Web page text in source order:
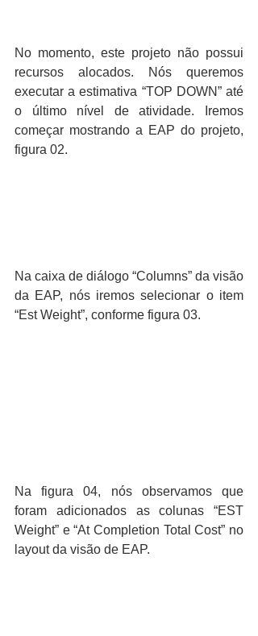
No momento, este projeto não possui
recursos alocados. Nós queremos
executar a estimativa “TOP DOWN” até
o último nível de atividade. Iremos
começar mostrando a EAP do projeto,
figura 02.
Na caixa de diálogo “Columns” da visão
da EAP, nós iremos selecionar o item
“Est Weight”, conforme figura 03.
Na figura 04, nós observamos que
foram adicionados as colunas “EST
Weight” e “At Completion Total Cost” no
layout da visão de EAP.